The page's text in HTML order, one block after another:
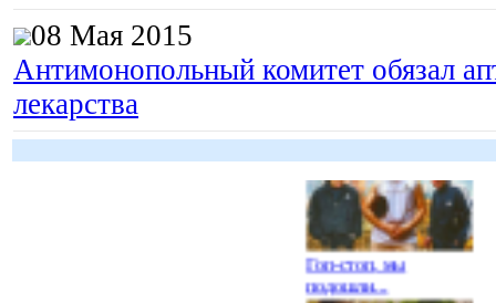
08 Мая 2015
Антимонопольный комитет обязал
лекарства
Гоп-стоп, мы
подошли...